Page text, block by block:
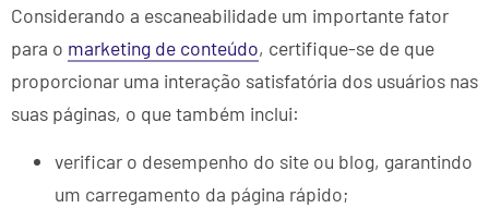
Considerando a escaneabilidade um importante fator
para o marketing de conteúdo, certifique-se de que
proporcionar uma interação satisfatória dos usuários nas
suas páginas, o que também inclui:
verificar o desempenho do site ou blog, garantindo
um carregamento da página rápido;